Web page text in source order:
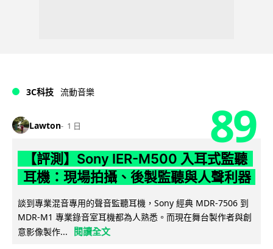
3C科技 流動音樂
Lawton 1 日 89
【評測】Sony IER-M500 入耳式監聽
耳機：現場拍攝、後製監聽與人聲利器
談到專業混音專用的聲音監聽耳機，Sony 經典 MDR-7506 到
MDR-M1 專業錄音室耳機都為人熟悉。而現在舞台製作者與創
意影像製作...
閱讀全文